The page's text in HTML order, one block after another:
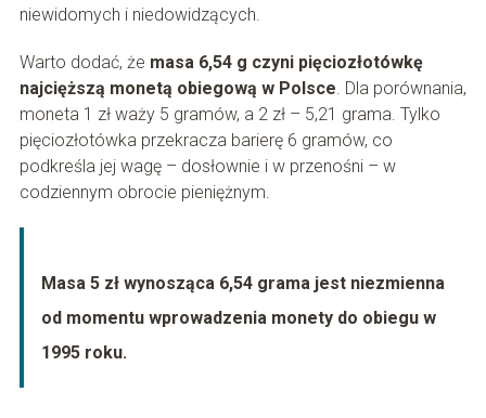
niewidomych i niedowidzących.
Warto dodać, że masa 6,54 g czyni pięciozłotówkę
najcięższą monetą obiegową w Polsce. Dla porównania,
moneta 1 zł waży 5 gramów, a 2 zł – 5,21 grama. Tylko
pięciozłotówka przekracza barierę 6 gramów, co
podkreśla jej wagę – dosłownie i w przenośni – w
codziennym obrocie pieniężnym.
Masa 5 zł wynosząca 6,54 grama jest niezmienna
od momentu wprowadzenia monety do obiegu w
1995 roku.